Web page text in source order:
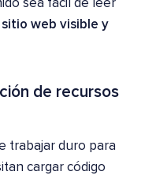
sea fácil de leer
sitio web visible y
de recursos
trabajar duro para
cargar código